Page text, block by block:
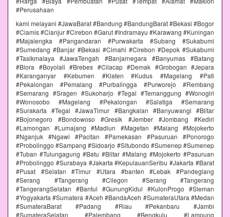
#Perusahaan
kami melayani #JawaBarat #Bandung #BandungBarat #Bekasi #Bogor
#Ciamis #Cianjur #Cirebon #Garut #Indramayu #Karawang #Kuningan
#Majalengka #Pangandaran #Purwakarta #Subang #Sukabumi
#Sumedang #Banjar #Bekasi #Cimahi #Cirebon #Depok #Sukabumi
#Tasikmalaya #JawaTengah #Banjarnegara #Banyumas #Batang
#Blora #Boyolali #Brebes #Cilacap #Demak #Grobogan #Jepara
#Karanganyar #Kebumen #Klaten #Kudus #Magelang #Pati
#Pekalongan #Pemalang #Purbalingga #Purworejo #Rembang
#Semarang #Sragen #Sukoharjo #Tegal #Temanggung #Wonogiri
#Wonosobo #Magelang #Pekalongan #Salatiga #Semarang
#Surakarta #Tegal #JawaTimur #Bangkalan #Banyuwangi #Blitar
#Bojonegoro #Bondowoso #Gresik #Jember #Jombang #Kediri
#Lamongan #Lumajang #Madiun #Magetan #Malang #Mojokerto
#Nganjuk #Ngawi #Pacitan #Pamekasan #Pasuruan #Ponorogo
#Probolinggo #Sampang #Sidoarjo #Situbondo #Sumenep #Sumenep
#Tuban #Tulungagung #Batu #Blitar #Malang #Mojokerto #Pasuruan
#Probolinggo #Surabaya #Jakarta #KepulauanSeribu #Jakarta #Barat
#Pusat #Selatan #Timur #Utara #banten #Lebak #Pandeglang
#Serang #Tangerang #Cilegon #Serang #Tangerang
#TangerangSelatan #Bantul #GunungKidul #KulonProgo #Sleman
#Yogyakarta #Sumatera #Aceh #BandaAceh #SumateraUtara #Medan
#SumateraBarat #Padang #Riau #Pekanbaru #Jambi
#SumateraSelatan #Palembang #Bengkulu #Lampung